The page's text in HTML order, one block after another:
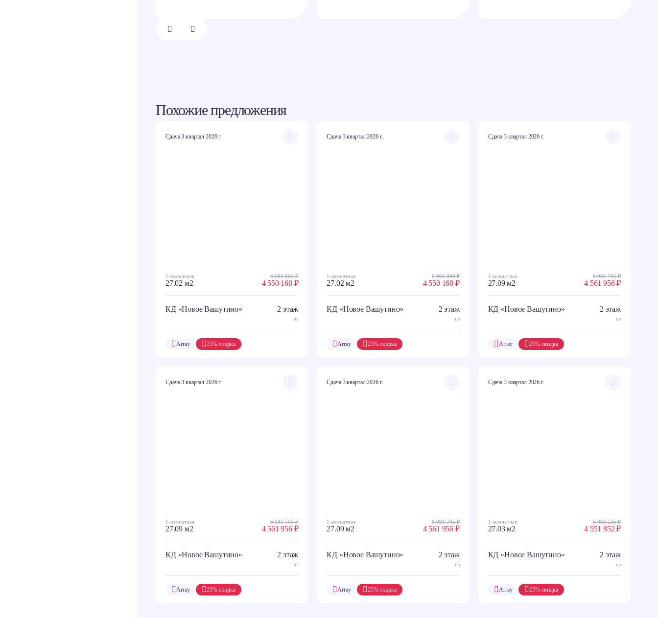
Похожие предложения
Сдача 3 квартал 2026 г.
1-комнатная
27.02 м2
6 065 990 ₽
4 550 168 ₽
КД «Новое Вашутино» 2 этаж
из
25% скидка
Array
Сдача 3 квартал 2026 г.
1-комнатная
27.02 м2
6 065 990 ₽
4 550 168 ₽
КД «Новое Вашутино» 2 этаж
из
25% скидка
Array
Сдача 3 квартал 2026 г.
1-комнатная
27.09 м2
6 081 705 ₽
4 561 956 ₽
КД «Новое Вашутино» 2 этаж
из
25% скидка
Array
Сдача 3 квартал 2026 г.
1-комнатная
27.09 м2
6 081 705 ₽
4 561 956 ₽
КД «Новое Вашутино» 2 этаж
из
25% скидка
Array
Сдача 3 квартал 2026 г.
1-комнатная
27.09 м2
6 081 705 ₽
4 561 956 ₽
КД «Новое Вашутино» 2 этаж
из
25% скидка
Array
Сдача 3 квартал 2026 г.
1-комнатная
27.03 м2
6 068 235 ₽
4 551 852 ₽
КД «Новое Вашутино» 2 этаж
из
25% скидка
Array